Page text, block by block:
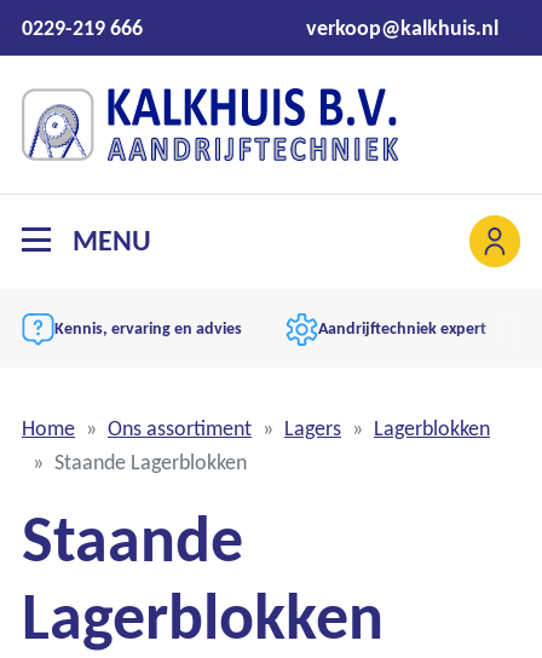
0229-219 666 verkoop@kalkhuis.nl
MENU
Aandrijftechniek expert Zelf schakelkasten bouwen
Home Ons assortiment Lagers
Lagerblokken
Staande Lagerblokken
Staande
Lagerblokken